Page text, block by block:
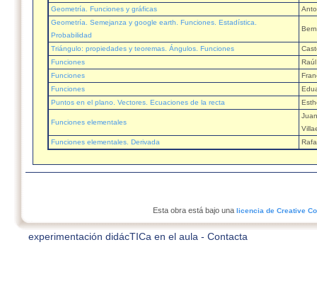
Geometría. Funciones y gráficas
Geometría. Semejanza y google earth. Funciones. Estadística.
Probabilidad
Triángulo: propiedades y teoremas. Ángulos. Funciones
Funciones
Funciones
Funciones
Puntos en el plano. Vectores. Ecuaciones de la recta
Funciones elementales
Funciones elementales. Derivada
Esta obra está bajo una licencia de Creative
experimentación didácTICa en el aula - Contacta